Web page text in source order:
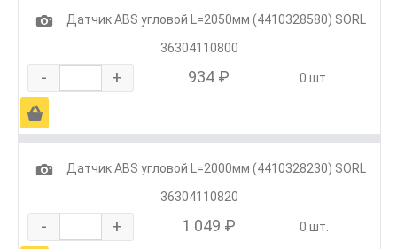
1
Датчик ABS угловой L=2050мм (4410328580) SORL
36304110800
- + 934 ₽ 0 шт.
Ä
1
Датчик ABS угловой L=2000мм (4410328230) SORL
36304110820
- + 1 049 ₽ 0 шт.